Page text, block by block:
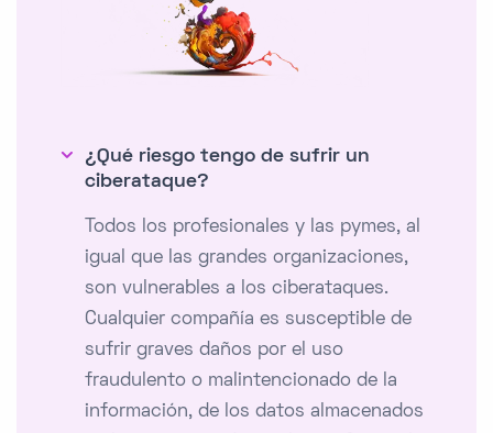
¿Qué riesgo tengo de sufrir un
ciberataque?
Todos los profesionales y las pymes, al
igual que las grandes organizaciones,
son vulnerables a los ciberataques.
Cualquier compañía es susceptible de
sufrir graves daños por el uso
fraudulento o malintencionado de la
información, de los datos almacenados